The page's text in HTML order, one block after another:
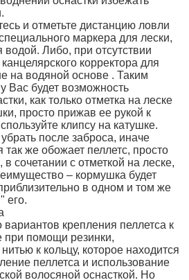
и отметьте дистанцию ловли
маркера для лески,
Либо, при отсутствии
корректора для
на водяной основе . Таким
Вас будет возможность
как только отметка на леске
просто прижав ее рукой к
клипсу на катушке.
после заброса, иначе
так же обожает пеллетс, просто
сочетании с отметкой на леске,
– кормушка будет
в одном и том же
его.
крепления пеллетса к
при помощи резинки,
к кольцу, которое находится
пеллетса и использование
волосяной оснасткой. Но